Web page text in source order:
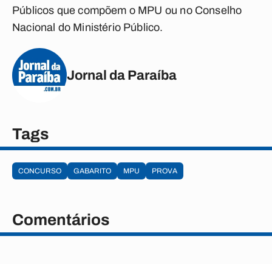
Públicos que compõem o MPU ou no Conselho
Nacional do Ministério Público.
Jornal da Paraíba
Tags
CONCURSO GABARITO MPU PROVA
Comentários